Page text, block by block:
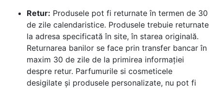
Retur: Produsele pot fi returnate în termen de 30
de zile calendaristice. Produsele trebuie returnate
la adresa specificată în site, în starea originală.
Returnarea banilor se face prin transfer bancar în
maxim 30 de zile de la primirea informației
despre retur. Parfumurile si cosmeticele
desigilate și produsele personalizate, nu pot fi